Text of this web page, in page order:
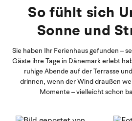
So fühlt sich
Sonne und
Sie haben Ihr Ferienhaus gefunden –
Gäste ihre Tage in Dänemark erlebt
ruhige Abende auf der Terrasse
drinnen, wenn der Wind draußen
Momente – vielleicht schon